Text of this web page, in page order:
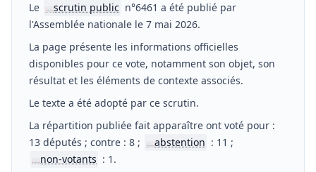
Le 📖scrutin public n°6461 a été publié par
l'Assemblée nationale le 7 mai 2026.
La page présente les informations officielles
disponibles pour ce vote, notamment son objet, son
résultat et les éléments de contexte associés.
Le texte a été adopté par ce scrutin.
La répartition publiée fait apparaître ont voté pour :
13 députés ; contre : 8 ;
📖abstention : 11 ;
📖non-votants : 1.